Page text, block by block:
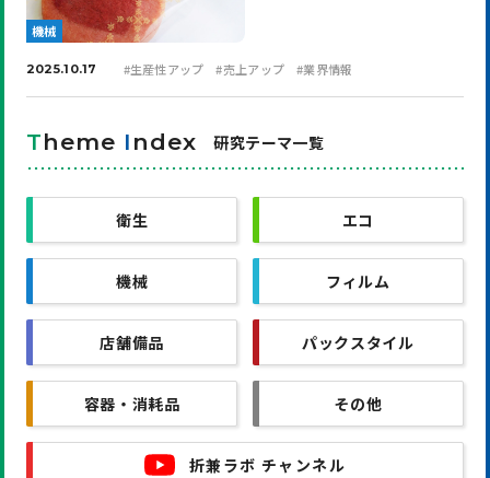
機械
2025.10.17 #生産性アップ #売上アップ #業界情報
Theme I ndex 研究テーマ一覧
衛生 エコ
機械 フィルム
店舗備品 パックスタイル
容器・消耗品 その他
折兼ラボ チャンネル